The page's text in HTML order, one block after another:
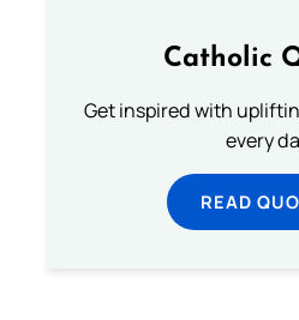
Catholic
Get inspired with
every
READ